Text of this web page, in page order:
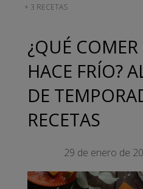
+ 3 RECETAS
¿QUÉ
HACE FRÍO?
DE
RECETAS
29 de enero de